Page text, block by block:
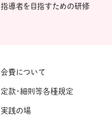
指導者を目指すための研修
会費について
定款・細則等各種規定
実践の場